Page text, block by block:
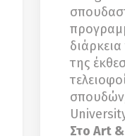
της
Στο Art